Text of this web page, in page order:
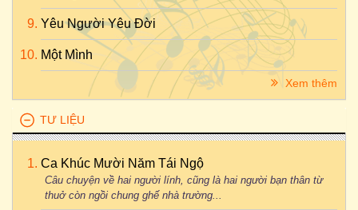
Yêu Người Yêu Đời
Một Mình
Xem thêm
TƯ LIỆU
Ca Khúc Mười Năm Tái Ngộ
Câu chuyện về hai người lính, cũng là hai người bạn thân từ
thuở còn ngồi chung ghế nhà trường...